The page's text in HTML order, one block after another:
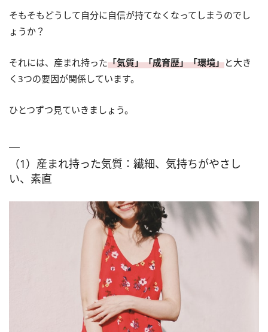
そもそもどうして自分に自信が持てなくなってしまうのでし
ょうか？
それには、産まれ持った「気質」「成育歴」「環境」と大き
く3つの要因が関係しています。
ひとつずつ見ていきましょう。
（1）産まれ持った気質：繊細、気持ちがやさし
い、素直